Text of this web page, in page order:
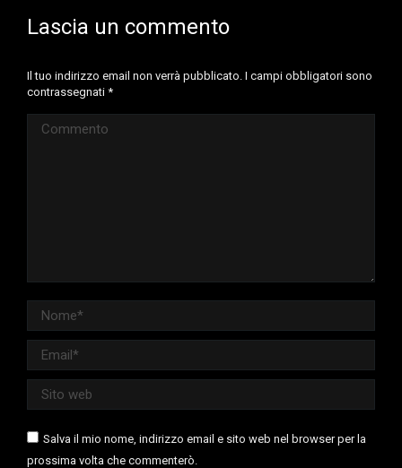
Lascia un commento
Il tuo indirizzo email non verrà pubblicato. I campi obbligatori sono
contrassegnati *
Commento
Nome *
Email *
Sito web
Salva il mio nome, indirizzo email e sito web nel browser per la
prossima volta che commenterò.